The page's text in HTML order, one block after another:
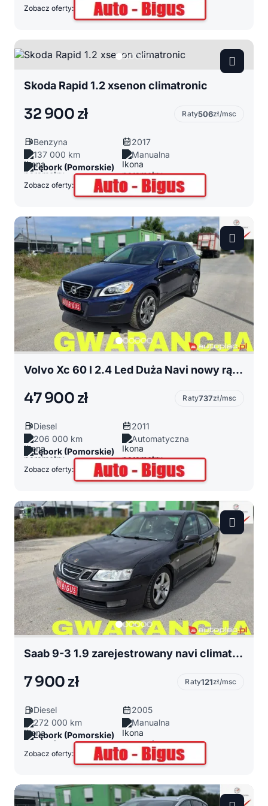
Zobacz oferty:
Skoda Rapid 1.2 xsenon climatronic
32 900 zł Raty506zł/msc
Benzyna
2017
137 000 km
Manualna
Lębork (Pomorskie)
Zobacz oferty:
Volvo Xc 60 I 2.4 Led Duża Navi nowy rązrząd 4x4 ocen race ksenon
47 900 zł Raty737zł/msc
Diesel
2011
206 000 km
Automatyczna
Lębork (Pomorskie)
Zobacz oferty:
Saab 9-3 1.9 zarejestrowany navi climatronic xsenon
7 900 zł Raty121zł/msc
Diesel
2005
272 000 km
Manualna
Lębork (Pomorskie)
Zobacz oferty: